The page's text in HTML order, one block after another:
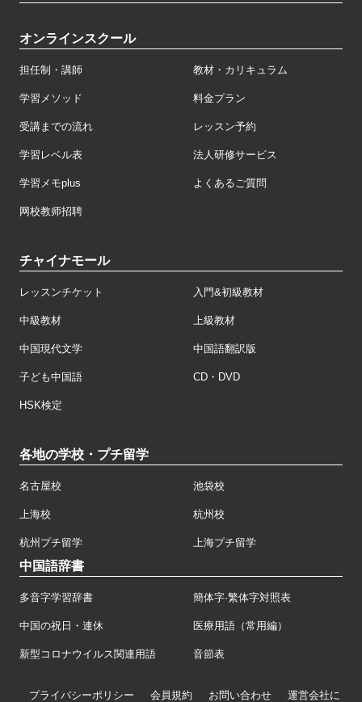
オンラインスクール
担任制・講師 教材・カリキュラム
学習メソッド 料金プラン
受講までの流れ レッスン予約
学習レベル表 法人研修サービス
学習メモplus よくあるご質問
网校教师招聘
チャイナモール
レッスンチケット 入門&初級教材
中級教材 上級教材
中国現代文学 中国語翻訳版
子ども中国語 CD・DVD
HSK検定
各地の学校・プチ留学
名古屋校 池袋校
上海校 杭州校
杭州プチ留学 上海プチ留学
中国語辞書
多音字学習辞書 簡体字·繁体字対照表
中国の祝日・連休 医療用語（常用編）
新型コロナウイルス関連用語 音節表
プライバシーポリシー 会員規約 お問い合わせ 運営会社に